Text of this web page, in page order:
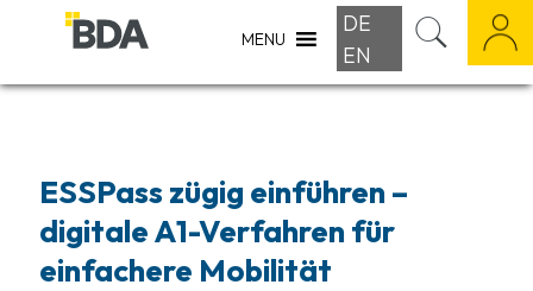
MENU
DE
EN
ESSPass zügig einführen –
digitale A1-Verfahren für
einfachere Mobilität